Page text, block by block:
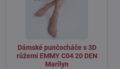
Dámské punčocháče s 3D
růžemi EMMY C04 20 DEN
Marilyn